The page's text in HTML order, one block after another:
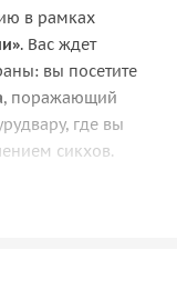
в рамках
. Вас ждет
вы посетите
, поражающий
где вы
сикхов.
обед в